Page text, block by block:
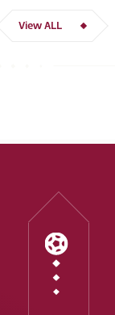
View ALL